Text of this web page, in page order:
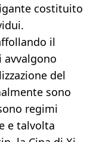
costituito
il
del
sono
regimi
e talvolta